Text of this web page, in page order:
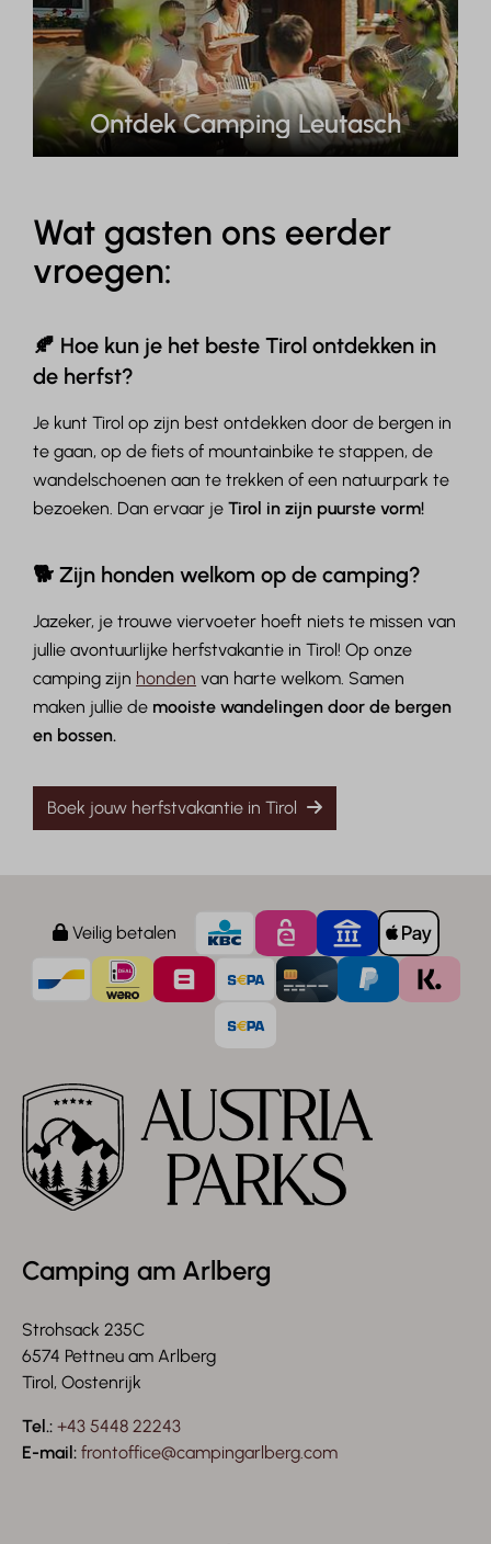
Ontdek Camping Leutasch
Wat gasten ons eerder
vroegen:
🍂 Hoe kun je het beste Tirol ontdekken in
de herfst?
Je kunt Tirol op zijn best ontdekken door de bergen in
te gaan, op de fiets of mountainbike te stappen, de
wandelschoenen aan te trekken of een natuurpark te
bezoeken. Dan ervaar jeTirol in zijn puurste vorm!
🐕 Zijn honden welkom op de camping?
Jazeker, je trouwe viervoeter hoeft niets te missen van
jullie avontuurlijke herfstvakantie in Tirol! Op onze
camping zijn honden van harte welkom. Samen
maken jullie de mooiste wandelingen door de bergen
en bossen.
Boek jouw herfstvakantie in Tirol
Veilig betalen
Camping am Arlberg
Strohsack 235C
6574 Pettneu am Arlberg
Tirol, Oostenrijk
Tel.: +43 5448 22243
E-mail: frontoffice@campingarlberg.com